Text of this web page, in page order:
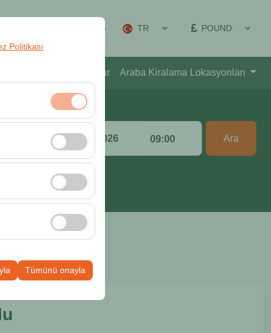
Politikası
Devre dışı
iyileştirmek için
Tümünü onayla
Giriş Yap TR POUND
Kampanyalar Araba Kiralama Lokasyonları
Bırakış Tarih & Saat
09:00 Ara